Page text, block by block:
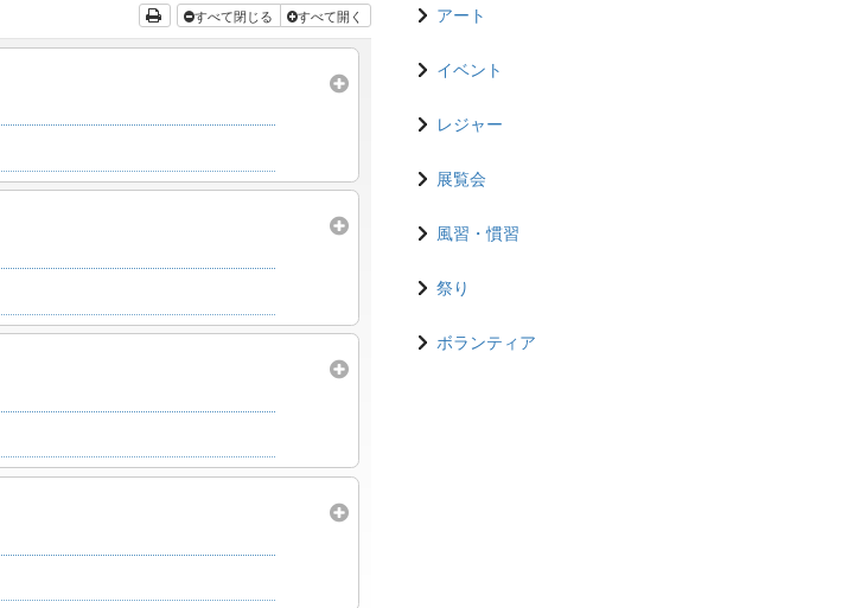
すべて閉じる すべて開く アート
イベント
レジャー
展覧会
風習・慣習
祭り
ボランティア